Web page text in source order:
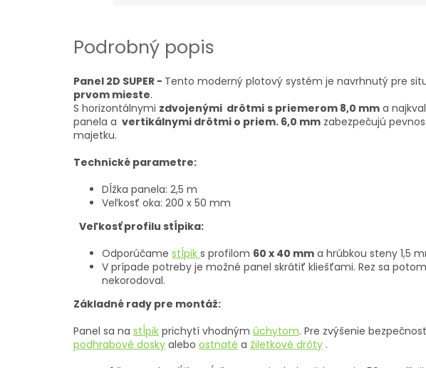
Podrobný popis
Panel 2D SUPER - Tento moderný plotový systém je navrhnutý pre
prvom mieste.
S horizontálnymi zdvojenými drôtmi s priemerom 8,0 mm a
panela a vertikálnymi drôtmi o priem. 6,0 mm zabezpečujú
majetku.
Technické parametre:
Dĺžka panela: 2,5 m
Veľkosť oka: 200 x 50 mm
Veľkosť profilu stĺpika:
Odporúčame stĺpik s profilom 60 x 40 mm a hrúbkou steny 1,5
V prípade potreby je možné panel skrátiť kliešťami. Rez sa
nekorodoval.
Základné rady pre montáž:
Panel sa na stĺpik prichytí vhodným úchytom. Pre zvýšenie
podhrabové dosky alebo ostnaté a žiletkové drôty .